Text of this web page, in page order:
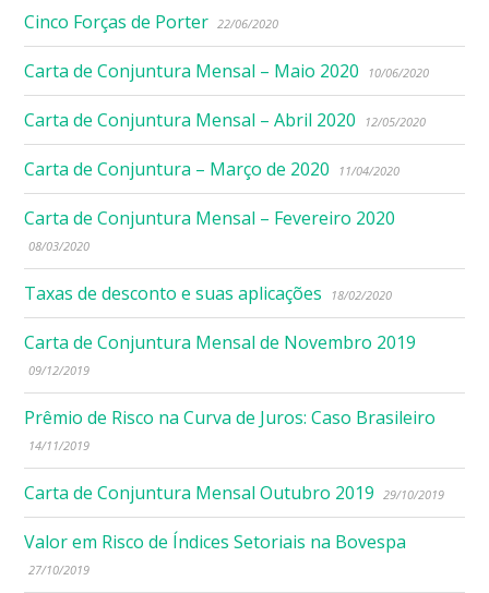
Cinco Forças de Porter 22/06/2020
Carta de Conjuntura Mensal – Maio 2020 10/06/2020
Carta de Conjuntura Mensal – Abril 2020 12/05/2020
Carta de Conjuntura – Março de 2020 11/04/2020
Carta de Conjuntura Mensal – Fevereiro 2020
08/03/2020
Taxas de desconto e suas aplicações 18/02/2020
Carta de Conjuntura Mensal de Novembro 2019
09/12/2019
Prêmio de Risco na Curva de Juros: Caso Brasileiro
14/11/2019
Carta de Conjuntura Mensal Outubro 2019 29/10/2019
Valor em Risco de Índices Setoriais na Bovespa
27/10/2019